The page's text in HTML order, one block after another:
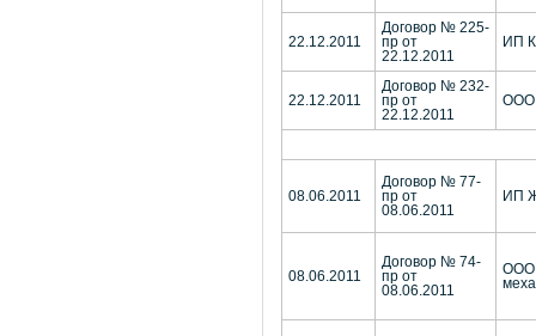
22.12.2011
Договор № 225-
пр от
22.12.2011
ИП
22.12.2011
Договор № 232-
пр от
22.12.2011
ООО
08.06.2011
Договор № 77-
пр от
08.06.2011
ИП
08.06.2011
Договор № 74-
пр от
08.06.2011
ООО